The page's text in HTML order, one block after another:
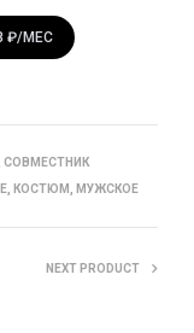
₽/МЕС
СОВМЕСТНИК
КОСТЮМ МУЖСКОЕ
NEXT PRODUCT